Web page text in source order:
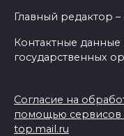
Главный редактор –
Контактные
государственных
Согласие на
помощью сервисов
top.mail.ru